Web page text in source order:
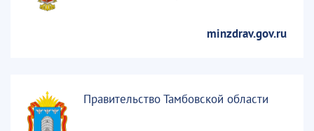
minzdrav.gov.ru
Правительство Тамбовской области